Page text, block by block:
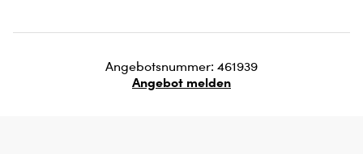
Angebotsnummer: 461939
Angebot melden